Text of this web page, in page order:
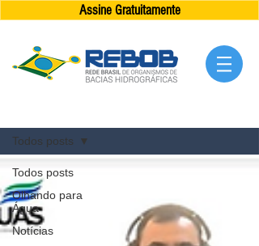
Assine Gratuitamente
Todos posts
Olhando para
Água
Notícias
Todos posts